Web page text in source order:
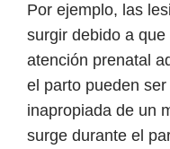
Por ejemplo, las
surgir debido a
atención prenatal
el parto pueden
inapropiada de un
surge durante el